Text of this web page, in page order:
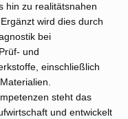
hin zu realitätsnahen
wird dies durch
bei
und
einschließlich
steht das
und entwickelt